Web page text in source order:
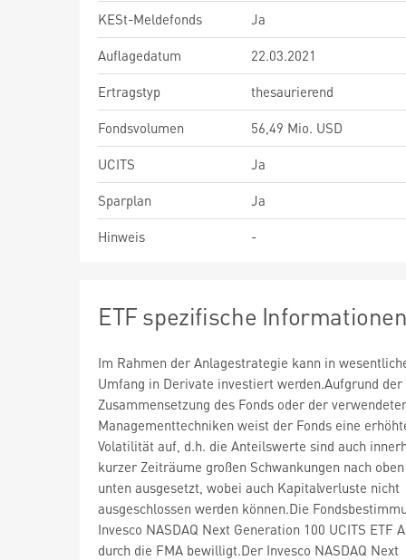
KESt-Meldefonds
Ja
Auflagedatum
22.03.2021
Ertragstyp
thesaurierend
Fondsvolumen
56,49 Mio. USD
UCITS
Ja
Sparplan
Ja
Hinweis
-
ETF spezifische
Im Rahmen der Anlagestrategie kann in
Umfang in Derivate investiert werden.Aufgrund der
Zusammensetzung des Fonds oder der
Managementtechniken weist der Fonds eine
Volatilität auf, d.h. die Anteilswerte sind auch
kurzer Zeiträume großen Schwankungen nach
unten ausgesetzt, wobei auch Kapitalverluste nicht
ausgeschlossen werden können.Die
Invesco NASDAQ Next Generation 100 UCITS ETF
durch die FMA bewilligt.Der Invesco NASDAQ Next